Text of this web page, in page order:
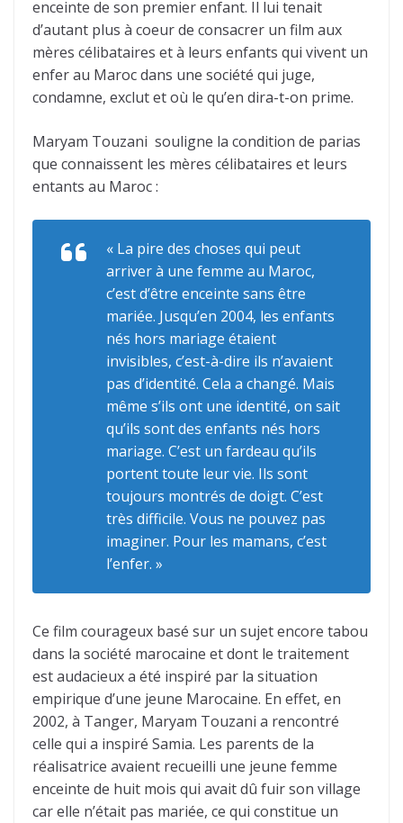
enceinte de son premier enfant. Il lui tenait
d’autant plus à coeur de consacrer un film aux
mères célibataires et à leurs enfants qui vivent un
enfer au Maroc dans une société qui juge,
condamne, exclut et où le qu’en dira-t-on prime.
Maryam Touzani souligne la condition de parias
que connaissent les mères célibataires et leurs
entants au Maroc :
« La pire des choses qui peut
arriver à une femme au Maroc,
c’est d’être enceinte sans être
mariée. Jusqu’en 2004, les enfants
nés hors mariage étaient
invisibles, c’est-à-dire ils n’avaient
pas d’identité. Cela a changé. Mais
même s’ils ont une identité, on sait
qu’ils sont des enfants nés hors
mariage. C’est un fardeau qu’ils
portent toute leur vie. Ils sont
toujours montrés de doigt. C’est
très difficile. Vous ne pouvez pas
imaginer. Pour les mamans, c’est
l’enfer. »
Ce film courageux basé sur un sujet encore tabou
dans la société marocaine et dont le traitement
est audacieux a été inspiré par la situation
empirique d’une jeune Marocaine. En effet, en
2002, à Tanger, Maryam Touzani a rencontré
celle qui a inspiré Samia. Les parents de la
réalisatrice avaient recueilli une jeune femme
enceinte de huit mois qui avait dû fuir son village
car elle n’était pas mariée, ce qui constitue un